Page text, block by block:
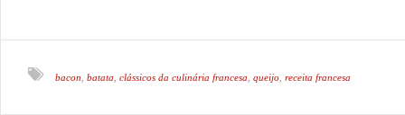
bacon batata clássicos da culinária francesa queijo receita francesa